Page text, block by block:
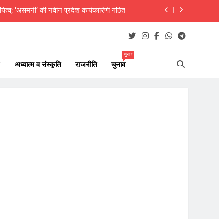
‘असमनी’ की नवीन प्रदेश कार्यकारिणी गठित
का राजस्थानी मोट्यार परिषद ने किया अभिनंदन
जीवन परिवर्तन का आधार- मुक्तांजना श्री जी
अध्यात्म व संस्कृति राजनीति चुनाव
चुनाव